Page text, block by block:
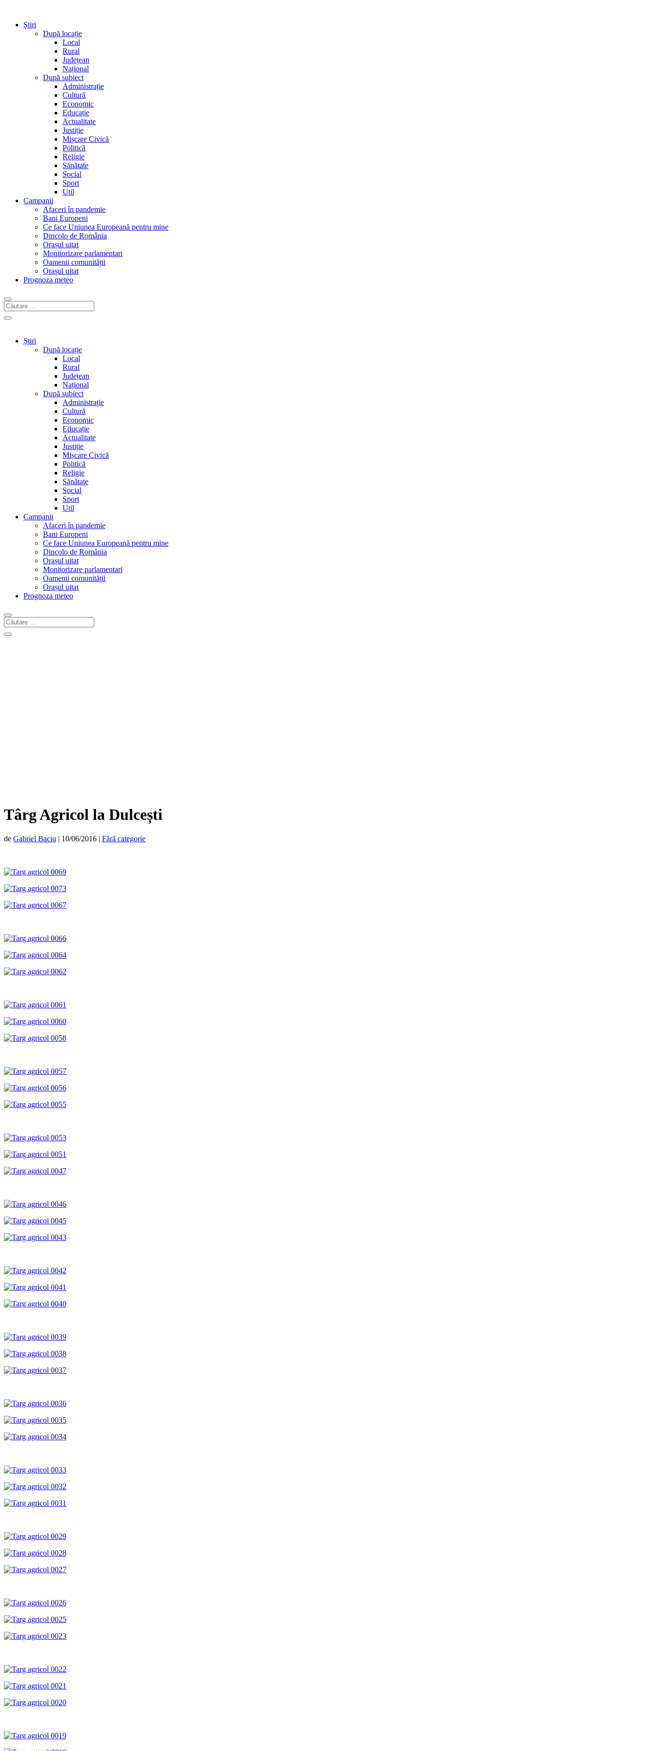
Știri
După locație
Local
Rural
Județean
Național
După subiect
Administrație
Cultură
Economic
Educație
Actualitate
Justiție
Mișcare Civică
Politică
Religie
Sănătate
Social
Sport
Util
Campanii
Afaceri în pandemie
Bani Europeni
Ce face Uniunea Europeană pentru mine
Dincolo de România
Orașul uitat
Monitorizare parlamentari
Oamenii comunității
Orașul uitat
Prognoza meteo
Știri
După locație
Local
Rural
Județean
Național
După subiect
Administrație
Cultură
Economic
Educație
Actualitate
Justiție
Mișcare Civică
Politică
Religie
Sănătate
Social
Sport
Util
Campanii
Afaceri în pandemie
Bani Europeni
Ce face Uniunea Europeană pentru mine
Dincolo de România
Orașul uitat
Monitorizare parlamentari
Oamenii comunității
Orașul uitat
Prognoza meteo
Târg Agricol la Dulcești
de Gabriel Baciu | 10/06/2016 | Fără categorie